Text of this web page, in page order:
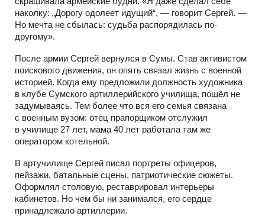
наколку: „Дорогу одолеет идущий“, — говорит Сергей. —
Но мечта не сбылась: судьба распорядилась по-
другому».
После армии Сергей вернулся в Сумы. Став активистом
поискового движения, он опять связал жизнь с военной
историей. Когда ему предложили должность художника
в клубе Сумского артиллерийского училища, пошёл не
задумываясь. Тем более что вся его семья связана
с военным вузом: отец прапорщиком отслужил
в училище 27 лет, мама 40 лет работала там же
оператором котельной.
В артучилище Сергей писал портреты офицеров,
пейзажи, батальные сцены, патриотические сюжеты.
Оформлял столовую, реставрировал интерьеры
кабинетов. Но чем бы ни занимался, его сердце
принадлежало артиллерии.